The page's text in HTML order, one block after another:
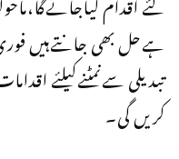
ہےحل بھی جانتےہیں
تبدیلی سےنمٹنےکیلئے
کریں گی۔